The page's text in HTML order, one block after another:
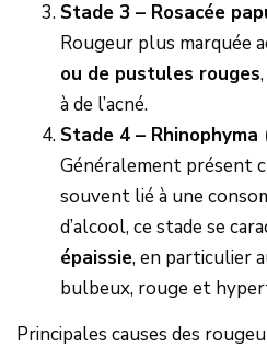
Stade 3 – Rosacée
Rougeur plus marquée
ou de pustules rouges
à de l’acné.
Stade 4 –
Généralement présent
souvent lié à une
d’alcool, ce stade se
épaissie, en particulier
bulbeux, rouge et
Principales causes des